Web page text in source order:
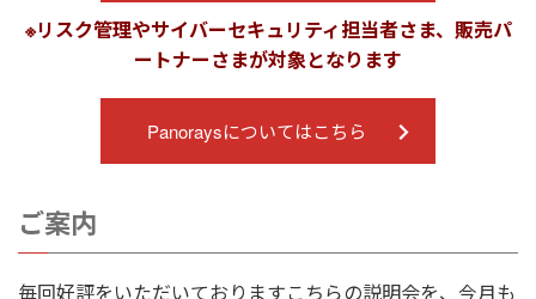
※リスク管理やサイバーセキュリティ担当者さま、販売パ
ートナーさまが対象となります
Panoraysについてはこちら
ご案内
毎回好評をいただいておりますこちらの説明会を、今月も